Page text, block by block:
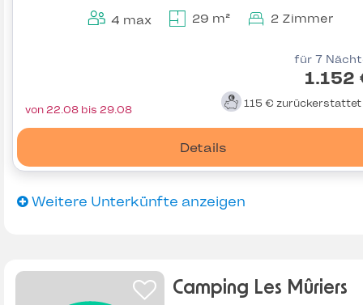
4 max 29 m² 2 Zimmer
für 7
1.152
115 € zurückerstattet
Details
von 22.08 bis 29.08
Weitere Unterkünfte anzeigen
Camping Les Mûriers